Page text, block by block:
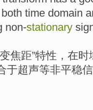
both time domain
non-stationary
焦距”特性 ， 在时
于超声等非平稳